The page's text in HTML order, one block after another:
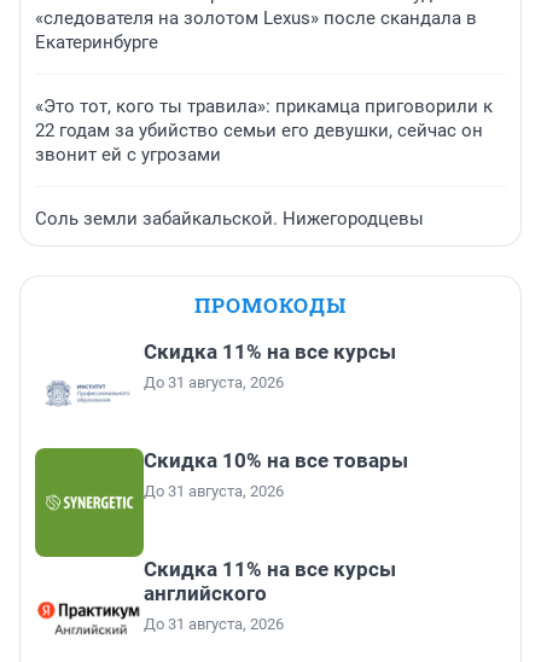
«следователя на золотом Lexus» после скандала в
Екатеринбурге
«Это тот, кого ты травила»: прикамца приговорили к
22 годам за убийство семьи его девушки, сейчас он
звонит ей с угрозами
Соль земли забайкальской. Нижегородцевы
ПРОМОКОДЫ
Скидка 11% на все курсы
До 31 августа, 2026
Скидка 10% на все товары
До 31 августа, 2026
Скидка 11% на все курсы
английского
До 31 августа, 2026